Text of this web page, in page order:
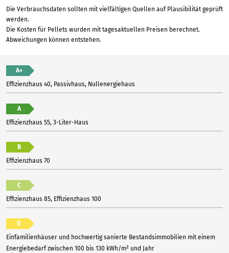
Die Verbrauchsdaten sollten mit vielfältigen Quellen auf Plausibilität geprüft
werden.
Die Kosten für Pellets wurden mit tagesaktuellen Preisen berechnet.
Abweichungen können entstehen.
A+
Effizienzhaus 40, Passivhaus, Nullenergiehaus
A
Effizienzhaus 55, 3-Liter-Haus
B
Effizienzhaus 70
C
Effizienzhaus 85, Effizienzhaus 100
D
Einfamilienhäuser und hochwertig sanierte Bestandsimmobilien mit einem
Energiebedarf zwischen 100 bis 130 kWh/m² und Jahr